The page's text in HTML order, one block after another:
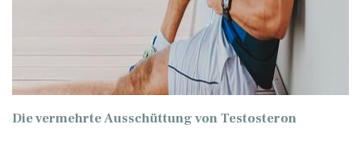
Die vermehrte Ausschüttung von Testosteron